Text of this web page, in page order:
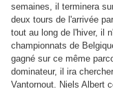
semaines, il terminera
deux tours de l'arrivée
tout au long de l'hiver, il
championnats de
gagné sur ce même
dominateur, il ira
Vantornout. Niels Albert